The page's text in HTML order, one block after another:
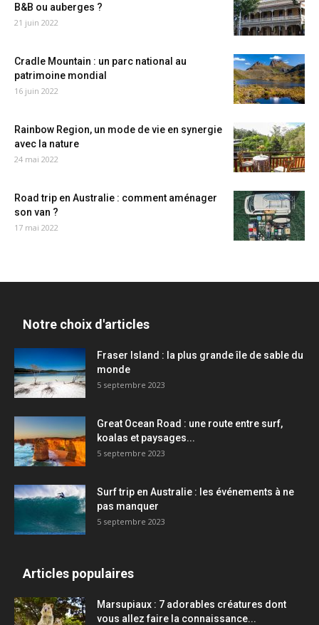
B&B ou auberges ?
21 juin 2022
Cradle Mountain : un parc national au
patrimoine mondial
16 juin 2022
Rainbow Region, un mode de vie en synergie
avec la nature
24 mai 2022
Road trip en Australie : comment aménager
son van ?
17 mai 2022
Notre choix d'articles
Fraser Island : la plus grande île de sable du
monde
5 septembre 2023
Great Ocean Road : une route entre surf,
koalas et paysages...
5 septembre 2023
Surf trip en Australie : les événements à ne
pas manquer
5 septembre 2023
Articles populaires
Marsupiaux : 7 adorables créatures dont
vous allez faire la connaissance...